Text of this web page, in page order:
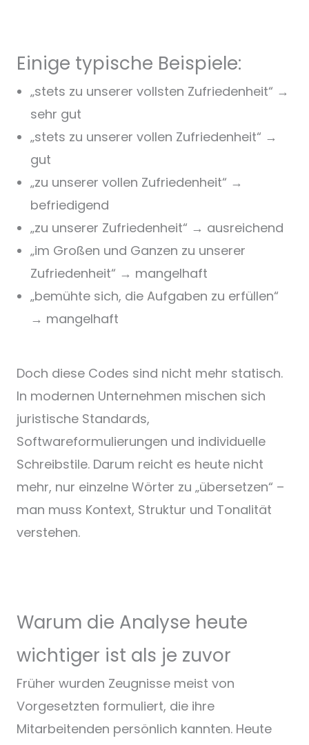
Einige typische Beispiele:
„stets zu unserer vollsten Zufriedenheit“ →
sehr gut
„stets zu unserer vollen Zufriedenheit“ →
gut
„zu unserer vollen Zufriedenheit“ →
befriedigend
„zu unserer Zufriedenheit“ → ausreichend
„im Großen und Ganzen zu unserer
Zufriedenheit“ → mangelhaft
„bemühte sich, die Aufgaben zu erfüllen“
→ mangelhaft
Doch diese Codes sind nicht mehr statisch.
In modernen Unternehmen mischen sich
juristische Standards,
Softwareformulierungen und individuelle
Schreibstile. Darum reicht es heute nicht
mehr, nur einzelne Wörter zu „übersetzen“ –
man muss Kontext, Struktur und Tonalität
verstehen.
Warum die Analyse heute
wichtiger ist als je zuvor
Früher wurden Zeugnisse meist von
Vorgesetzten formuliert, die ihre
Mitarbeitenden persönlich kannten. Heute